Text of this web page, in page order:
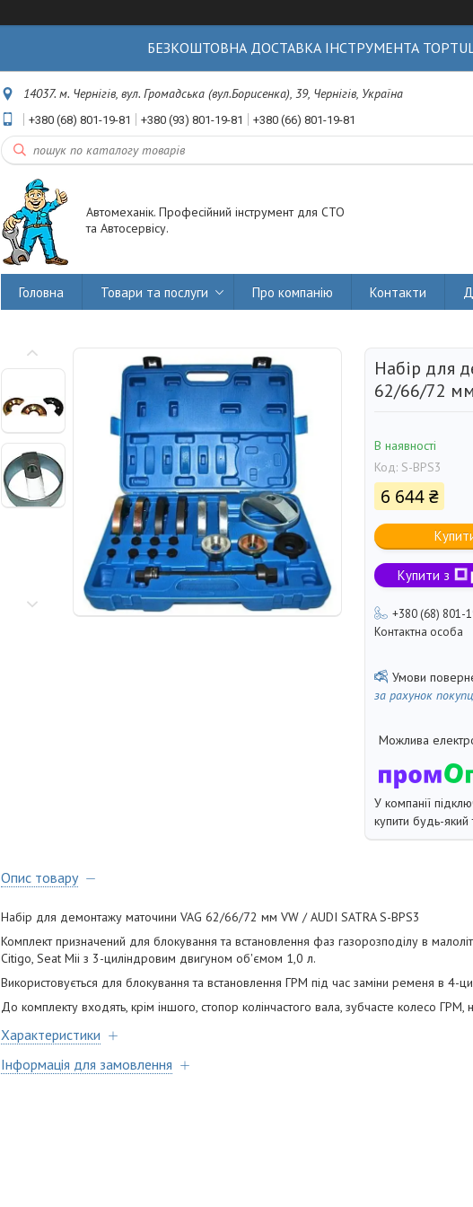
БЕЗКОШТОВНА ДОСТАВКА ІНСТРУМЕНТА TOPTUL
14037. м. Чернігів, вул. Громадська (вул.Борисенка), 39, Чернігів, Україна
+380 (68) 801-19-81 +380 (93) 801-19-81 +380 (66) 801-19-81
Автомеханік. Професійний інструмент для СТО
та Автосервісу.
Головна Товари та послуги Про компанію Контакти
Набір для
62/66/72 мм
В наявності
Код: S-BPS3
6 644 ₴
Купити з
+380 (68) 801-
Контактна особа
за рахунок
У компанії
купити будь-
Опис товару
Набір для демонтажу маточини VAG 62/66/72 мм VW / AUDI SATRA S-BPS3
Комплект призначений для блокування та встановлення фаз газорозподілу в
Citigo, Seat Mii з 3-циліндровим двигуном об'ємом 1,0 л.
Використовується для блокування та встановлення ГРМ під час заміни ременя в 4-
До комплекту входять, крім іншого, стопор колінчастого вала, зубчасте колесо ГРМ,
Характеристики
Інформація для замовлення